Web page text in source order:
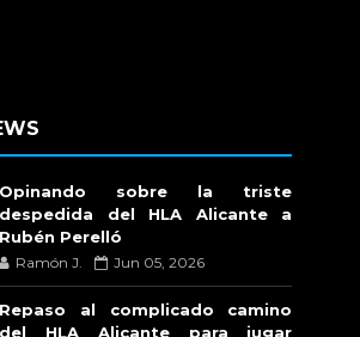
Opinando sobre la triste
despedida del HLA Alicante a
Rubén Perelló
Ramón J. Jun 05, 2026
Repaso al complicado camino
del HLA Alicante para jugar